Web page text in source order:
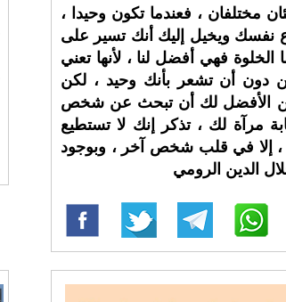
مختلفان ، فعندما تكون وحيدا ،
نفسك ويخيل إليك أنك تسير على
الخلوة فهي أفضل لنا ، لأنها تعني
أن تشعر بأنك وحيد ، لكن
من الأفضل لك أن تبحث عن شخص
مرآة لك ، تذكر إنك لا تستطيع
إلا في قلب شخص آخر ، وبوجود
الدين الرومي